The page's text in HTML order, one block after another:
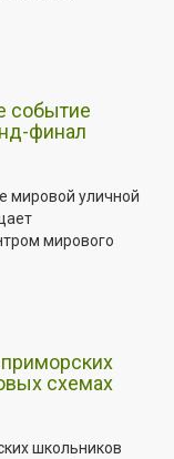
событие
финал
мировой уличной
мирового
схемах
школьников